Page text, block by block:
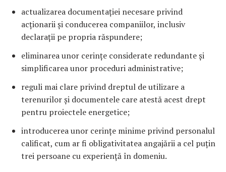
actualizarea documentației necesare privind
acționarii și conducerea companiilor, inclusiv
declarații pe propria răspundere;
eliminarea unor cerințe considerate redundante și
simplificarea unor proceduri administrative;
reguli mai clare privind dreptul de utilizare a
terenurilor și documentele care atestă acest drept
pentru proiectele energetice;
introducerea unor cerințe minime privind personalul
calificat, cum ar fi obligativitatea angajării a cel puțin
trei persoane cu experiență în domeniu.